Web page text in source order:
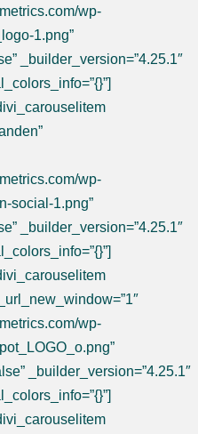
wp-
1.png”
_builder_version=”4.25.1″
wp-
social-1.png”
_builder_version=”4.25.1″
wp-
_builder_version=”4.25.1″